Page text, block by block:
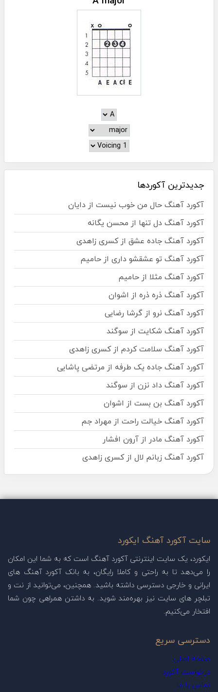
جدیدترین آکوردها
آکورد آهنگ حال من خوب نیست از دایان
آکورد آهنگ دل تنها از محسن یگانه
آکورد آهنگ جاده عشق از کسری زاهدی
آکورد آهنگ تو عشقشو داری از حامیم
آکورد آهنگ مثلا از حامیم
آکورد آهنگ ذره ذره از اشوان
آکورد آهنگ نرو از گرشا رضایی
آکورد آهنگ شکایت از سوگند
آکورد آهنگ سلامت کردم از کسری زاهدی
آکورد آهنگ جاده یک طرفه از مرتضی پاشایی
آکورد آهنگ داد نزن از سوگند
آکورد آهنگ بن بست از اشوان
آکورد آهنگ خیالت راحت از مهراد جم
آکورد آهنگ مادر از آرون افشار
آکورد آهنگ زبانم لال از کسری زاهدی
سایت آکورد آهنگ ایکورد
ایکورد، یک سایت اینترنتی آکورد آهنگ است که به شما این امکان
را می‌دهد تا به راحتی و کاملا رایگان، به بانک آکورد آهنگ های
ایرانی و خارجی دسترسی داشته باشید. همچنین، می‌توانید از نت و
تبلچر های سایت نیز بهره‌مند شوید. به داشتن همراهی چون شما
افتخار می‌کنیم.
دسترسی سریع
صفحه اصلی
درخواست آکورد
تماس با ما